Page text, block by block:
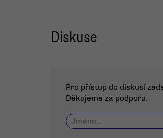
Diskuse
Pro přístup do diskusí
Děkujeme za podporu.